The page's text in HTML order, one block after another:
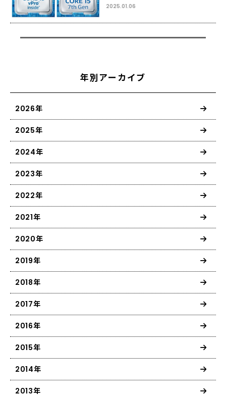
2025.01.06
年別アーカイブ
2026年
2025年
2024年
2023年
2022年
2021年
2020年
2019年
2018年
2017年
2016年
2015年
2014年
2013年